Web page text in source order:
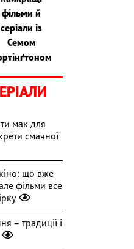
фільми й
серіали із
Семом
мак для
смачної
що вже
фільми все
– традиції і